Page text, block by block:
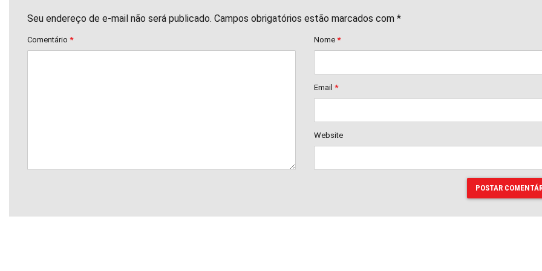
Seu endereço de e-mail não será publicado. Campos obrigatórios estão marcados com *
Comentário * Nome *
Email *
Website
POSTAR